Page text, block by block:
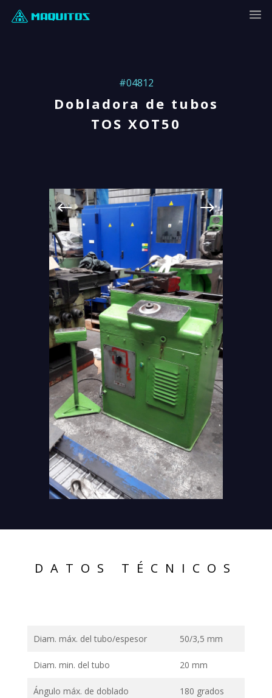
#04812
Dobladora de tubos
TOS XOT50
DATOS TÉCNICOS
Diam. máx. del tubo/espesor 50/3,5 mm
Diam. min. del tubo 20 mm
Ángulo máx. de doblado 180 grados